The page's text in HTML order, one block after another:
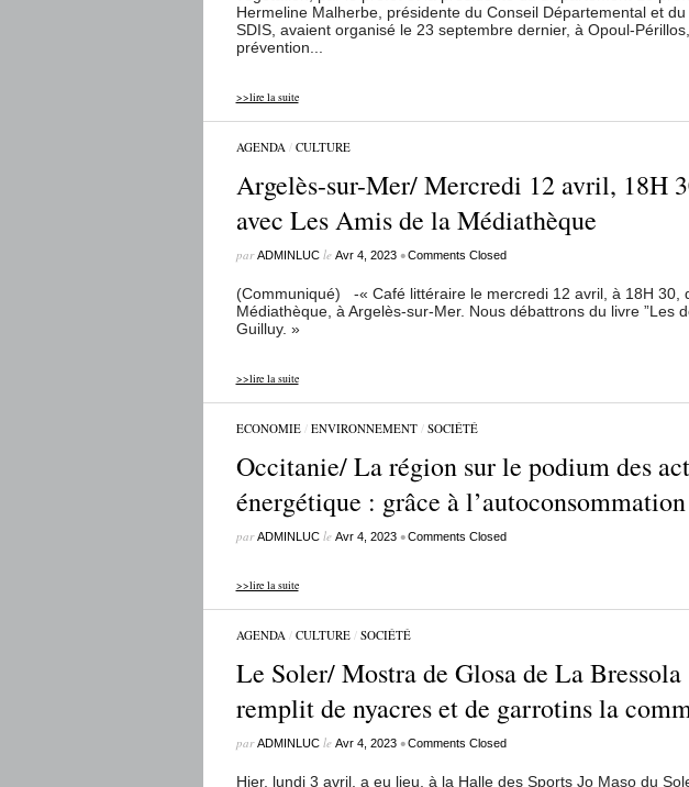
Hermeline Malherbe, présidente du Conseil Départemental et du
SDIS, avaient organisé le 23 septembre dernier, à Opoul-
prévention...
>>lire la suite
AGENDA/ CULTURE
Argelès-sur-Mer/ Mercredi 12 avril, 18H
avec Les Amis de la Médiathèque
parADMINLUCle Avr 4, 2023 •Comments Closed
(Communiqué) -« Café littéraire le mercredi 12 avril, à 18H 30,
Médiathèque, à Argelès-sur-Mer. Nous débattrons du livre ”Les
Guilluy. »
>>lire la suite
ECONOMIE/ ENVIRONNEMENT/ SOCIÉTÉ
Occitanie/ La région sur le podium des
énergétique : grâce à
parADMINLUCle Avr 4, 2023 •Comments Closed
>>lire la suite
AGENDA/ CULTURE/ SOCIÉTÉ
Le Soler/ Mostra de Glosa de La
remplit de nyacres et de garrotins la
parADMINLUCle Avr 4, 2023 •Comments Closed
Hier, lundi 3 avril, a eu lieu, à la Halle des Sports Jo Maso du